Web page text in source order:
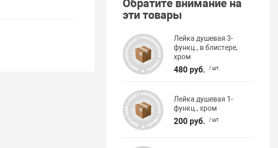
Обратите внимание на
эти товары
Лейка душевая 3-
функц., в блистере,
хром
480 руб. / шт.
Лейка душевая 1-
функц., хром
200 руб. / шт.